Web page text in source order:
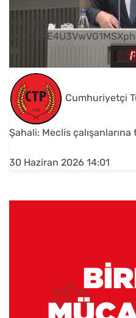
YouTube Videosu
Cumhuriyetçi
Şahali: Meclis
30 Haziran 2026 14:01